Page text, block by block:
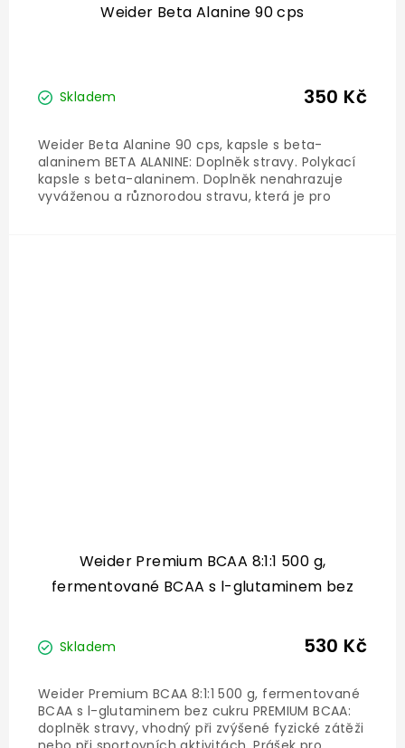
Weider Beta Alanine 90 cps
Skladem 350 Kč
Weider Beta Alanine 90 cps, kapsle s beta-
alaninem BETA ALANINE: Doplněk stravy. Polykací
kapsle s beta-alaninem. Doplněk nenahrazuje
vyváženou a různorodou stravu, která je pro
Weider Premium BCAA 8:1:1 500 g,
fermentované BCAA s l-glutaminem bez
Skladem 530 Kč
Weider Premium BCAA 8:1:1 500 g, fermentované
BCAA s l-glutaminem bez cukru PREMIUM BCAA:
doplněk stravy, vhodný při zvýšené fyzické zátěži